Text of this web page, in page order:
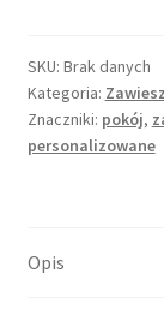
druk
z
projektu
na
SKU: Brak danych
Kategoria:
Znaczniki: pokój,
personalizowane
Opis